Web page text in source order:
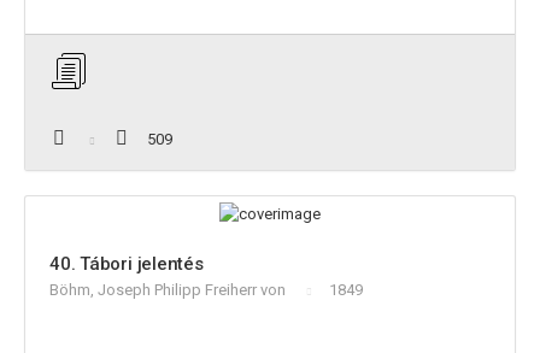
509
40. Tábori jelentés
Böhm, Joseph Philipp Freiherr von 1849